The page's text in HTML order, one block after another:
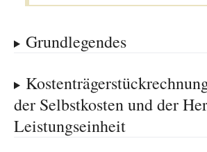
Grundlegendes
der Selbstkosten und der
Leistungseinheit